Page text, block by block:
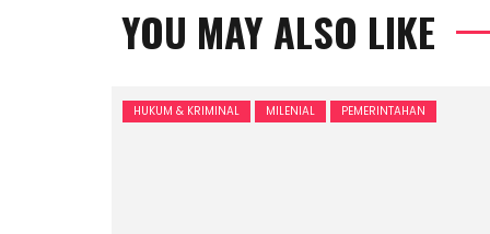
YOU MAY ALSO LIKE
HUKUM & KRIMINAL MILENIAL PEMERINTAHAN